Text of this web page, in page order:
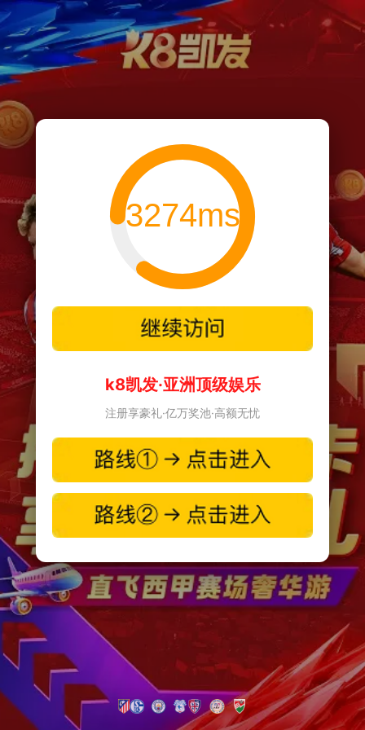
3274ms
k8凯发·亚洲顶级娱乐
注册享豪礼·亿万奖池·高额无忧